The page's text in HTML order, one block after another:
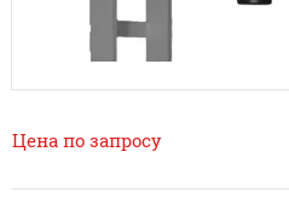
Цена по запросу